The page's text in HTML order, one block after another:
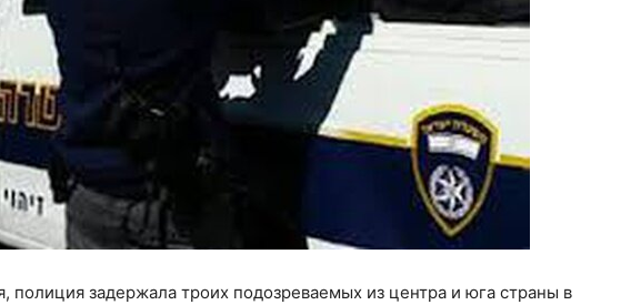
полиция задержала троих подозреваемых из центра и юга страны в